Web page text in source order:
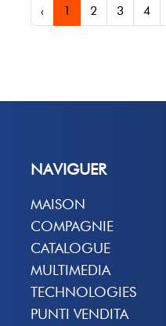
‹ 1 2 3 4
NAVIGUER
MAISON
COMPAGNIE
CATALOGUE
MULTIMEDIA
TECHNOLOGIES
PUNTI VENDITA